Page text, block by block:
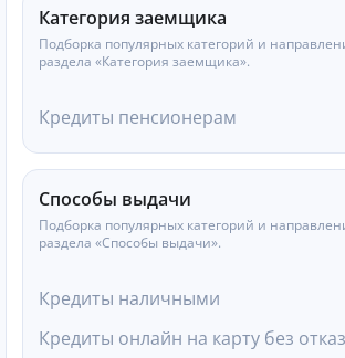
Категория заемщика
Подборка популярных категорий и
раздела «Категория заемщика».
Кредиты пенсионерам
Способы выдачи
Подборка популярных категорий и
раздела «Способы выдачи».
Кредиты наличными
Кредиты онлайн на карту без